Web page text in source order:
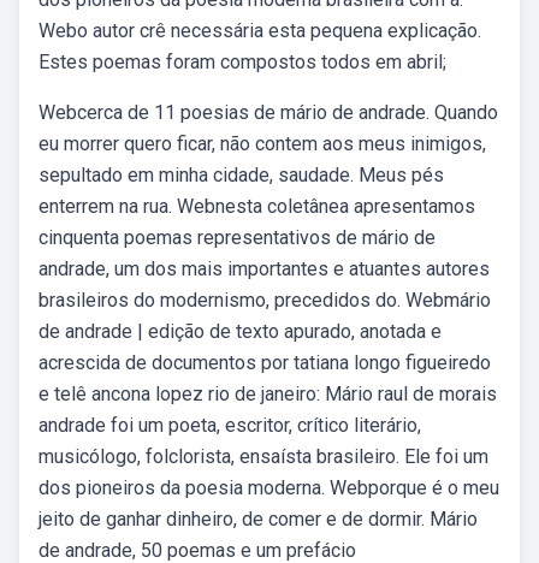
Webo autor crê necessária esta pequena explicação.
Estes poemas foram compostos todos em abril;
Webcerca de 11 poesias de mário de andrade. Quando
eu morrer quero ficar, não contem aos meus inimigos,
sepultado em minha cidade, saudade. Meus pés
enterrem na rua. Webnesta coletânea apresentamos
cinquenta poemas representativos de mário de
andrade, um dos mais importantes e atuantes autores
brasileiros do modernismo, precedidos do. Webmário
de andrade | edição de texto apurado, anotada e
acrescida de documentos por tatiana longo figueiredo
e telê ancona lopez rio de janeiro: Mário raul de morais
andrade foi um poeta, escritor, crítico literário,
musicólogo, folclorista, ensaísta brasileiro. Ele foi um
dos pioneiros da poesia moderna. Webporque é o meu
jeito de ganhar dinheiro, de comer e de dormir. Mário
de andrade, 50 poemas e um prefácio